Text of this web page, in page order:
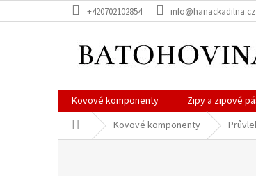
na
+420702102854 info@hanackadilna.cz
Kovové komponenty Zipy a zipové
Domů Kovové komponenty